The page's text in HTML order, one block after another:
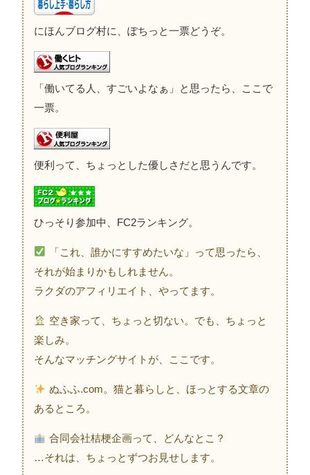
にほんブログ村に、ぽちっと一票どうぞ。
「働いてる人、すごいよなぁ」と思ったら、ここで
一票。
便利って、ちょっとした優しさだと思うんです。
ひっそり参加中、FC2ランキング。
「これ、誰かにすすめたいな」って思ったら、
それが始まりかもしれません。
ラクダのアフィリエイト、やってます。
空き家って、ちょっと切ない。でも、ちょっと
楽しみ。
そんなマッチングサイトが、ここです。
ぬふふ.com。猫と暮らしと、ほっとする文章の
あるところ。
合同会社桔梗企画って、どんなとこ？
…それは、ちょっとずつお見せします。